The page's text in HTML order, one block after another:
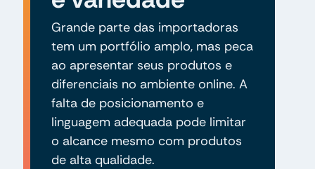
Grande parte das importadoras
tem um portfólio amplo, mas peca
ao apresentar seus produtos e
diferenciais no ambiente online. A
falta de posicionamento e
linguagem adequada pode limitar
o alcance mesmo com produtos
de alta qualidade.